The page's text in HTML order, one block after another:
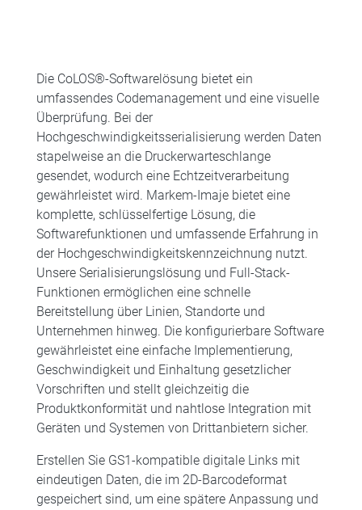
Die CoLOS®-Softwarelösung bietet ein
umfassendes Codemanagement und eine visuelle
Überprüfung. Bei der
Hochgeschwindigkeitsserialisierung werden Daten
stapelweise an die Druckerwarteschlange
gesendet, wodurch eine Echtzeitverarbeitung
gewährleistet wird. Markem-Imaje bietet eine
komplette, schlüsselfertige Lösung, die
Softwarefunktionen und umfassende Erfahrung in
der Hochgeschwindigkeitskennzeichnung nutzt.
Unsere Serialisierungslösung und Full-Stack-
Funktionen ermöglichen eine schnelle
Bereitstellung über Linien, Standorte und
Unternehmen hinweg. Die konfigurierbare Software
gewährleistet eine einfache Implementierung,
Geschwindigkeit und Einhaltung gesetzlicher
Vorschriften und stellt gleichzeitig die
Produktkonformität und nahtlose Integration mit
Geräten und Systemen von Drittanbietern sicher.
Erstellen Sie GS1-kompatible digitale Links mit
eindeutigen Daten, die im 2D-Barcodeformat
gespeichert sind, um eine spätere Anpassung und